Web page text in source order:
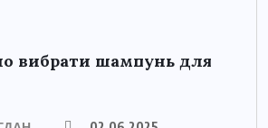
вибрати шампунь для